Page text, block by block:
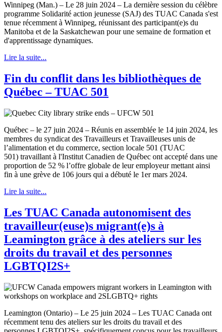
Winnipeg (Man.) – Le 28 juin 2024 – La dernière session du célèbre
programme Solidarité action jeunesse (SAJ) des TUAC Canada s'est
tenue récemment à Winnipeg, réunissant des participant(e)s du
Manitoba et de la Saskatchewan pour une semaine de formation et
d'apprentissage dynamiques.
Lire la suite...
Fin du conflit dans les bibliothèques de
Québec – TUAC 501
Québec – le 27 juin 2024 – Réunis en assemblée le 14 juin 2024, les
membres du syndicat des Travailleurs et Travailleuses unis de
l’alimentation et du commerce, section locale 501 (TUAC
501) travaillant à l'Institut Canadien de Québec ont accepté dans une
proportion de 52 % l’offre globale de leur employeur mettant ainsi
fin à une grève de 106 jours qui a débuté le 1er mars 2024.
Lire la suite...
Les TUAC Canada autonomisent des
travailleur(euse)s migrant(e)s à
Leamington grâce à des ateliers sur les
droits du travail et des personnes
LGBTQI2S+
Leamington (Ontario) – Le 25 juin 2024 – Les TUAC Canada ont
récemment tenu des ateliers sur les droits du travail et des